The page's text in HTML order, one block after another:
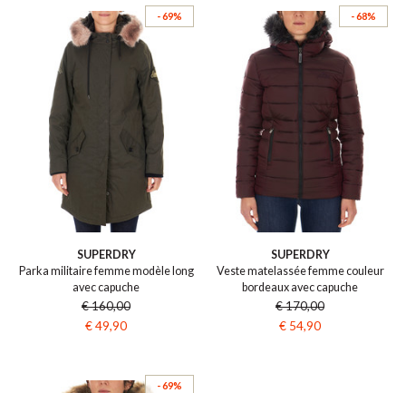
- 69%
SUPERDRY
Parka militaire femme modèle long
avec capuche
€ 160,00
€ 49,90
- 68%
SUPERDRY
Veste matelassée femme couleur
bordeaux avec capuche
€ 170,00
€ 54,90
- 69%